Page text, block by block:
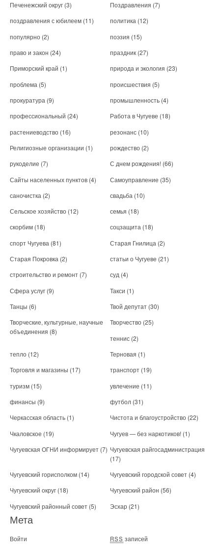
Печенежский округ (3) Поздравления (7)
поздравления с юбилеем (11) политика (12)
популярно (2) поэзия (15)
право и закон (24) праздник (27)
Приморский край (1) природа и экология (23)
проблема (5) происшествия (5)
прокуратура (9) промышленность (4)
профессиональный (24) Работа в Чугуеве (18)
растениеводство (16) резонанс (10)
Религиозные организации (1) рождество (2)
рукоделие (7) С днем рождения! (66)
Сайты населенных пунктов (4) Самоуправление (35)
саночистка (2) свадьба (10)
Сельское хозяйство (12) семья (18)
скорбим (18) соцзащита (18)
спорт Чугуева (81) Старая Гнилица (2)
Старая Покровка (2) статьи о Чугуеве (21)
строительство и ремонт (7) суд (4)
Сфера услуг (9) Такси (1)
Танцы (6) Твой депутат (30)
Творческие, культурные, научные
объединения (8)
Творчество (25)
теннис (2)
тепло (12) Терновая (1)
Торговля и магазины (17) транспорт (19)
туризм (15) увлечение (11)
финансы (9) футбол (31)
Черкасская область (1) Чистота и благоустройство (22)
Чкаловское (19) Чугуев — без наркотиков! (1)
Чугуевская ОГНИ информирует (7) Чугуевская райгосадминистрация
(17)
Чугуевский горисполком (14) Чугуевский городской совет (4)
Чугуевский округ (18) Чугуевский район (56)
Чугуевский районный совет (5) Эсхар (21)
Мета
Войти RSS записей